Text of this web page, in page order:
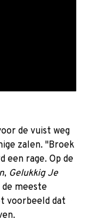
de vuist weg
zalen. "Broek
een rage. Op de
, Gelukkig Je
de meeste
voorbeeld dat